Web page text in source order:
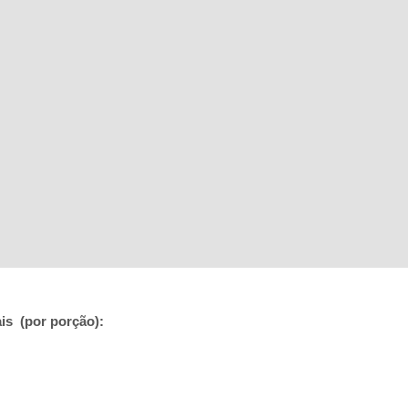
(por porção):